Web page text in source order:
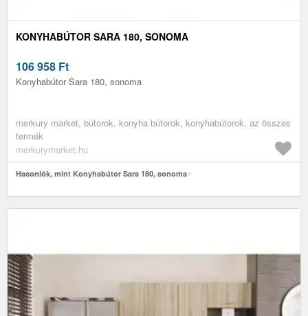
KONYHABÚTOR SARA 180, SONOMA
106 958 Ft
Konyhabútor Sara 180, sonoma
merkury market, bútorok, konyha bútorok, konyhabútorok, az összes
termék
merkurymarket.hu
Hasonlók, mint Konyhabútor Sara 180, sonoma